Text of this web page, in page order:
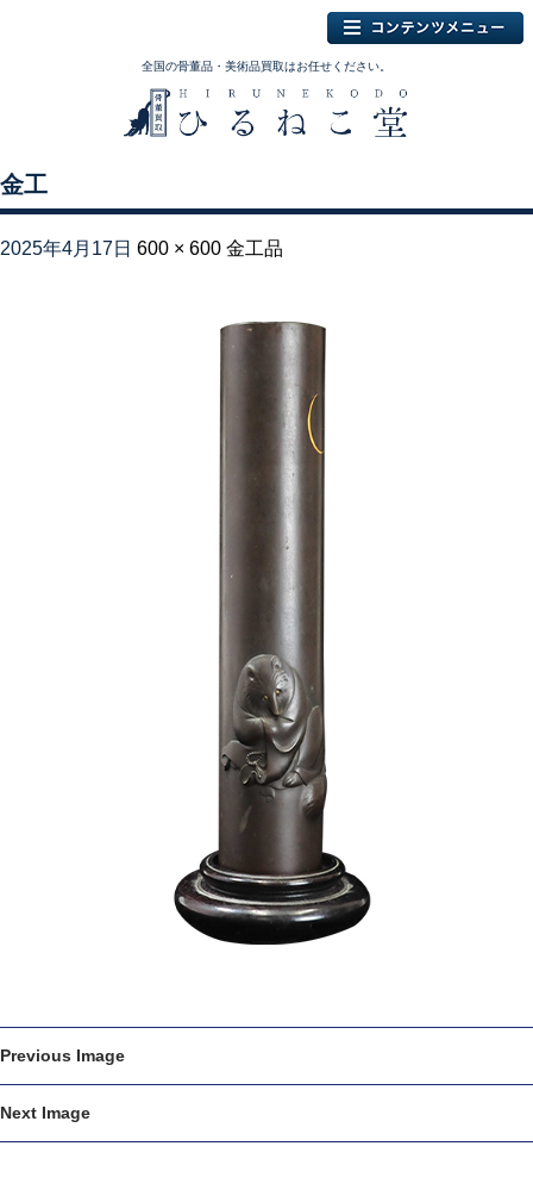
全国の骨董品・美術品買取はお任せください。
金工
2025年4月17日 600 × 600 金工品
Previous Image
Next Image